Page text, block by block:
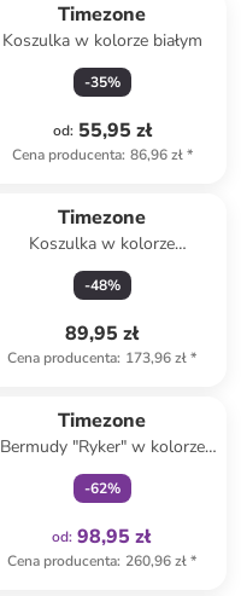
Timezone
Koszulka w kolorze białym
-35%
od: 55,95 zł
Cena producenta: 86,96 zł*
Timezone
Koszulka w kolorze
granatowym
-48%
89,95 zł
Cena producenta: 173,96 zł*
Timezone
Bermudy "Ryker" w kolorze
czerwonym
-62%
od: 98,95 zł
Cena producenta: 260,96 zł*